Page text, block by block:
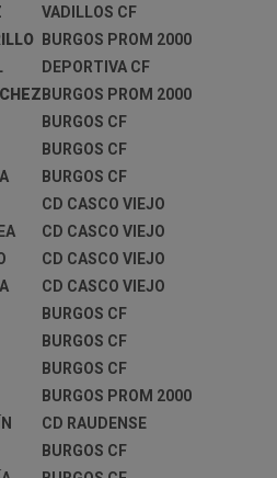
VADILLOS CF
BURGOS PROM 2000
DEPORTIVA CF
BURGOS PROM 2000
BURGOS CF
BURGOS CF
BURGOS CF
CD CASCO VIEJO
CD CASCO VIEJO
CD CASCO VIEJO
CD CASCO VIEJO
BURGOS CF
BURGOS CF
BURGOS CF
BURGOS PROM 2000
CD RAUDENSE
BURGOS CF